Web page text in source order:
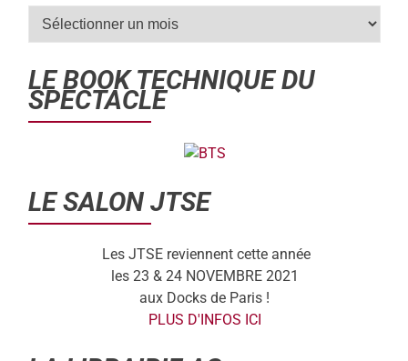
LE BOOK TECHNIQUE DU
SPECTACLE
LE SALON JTSE
Les JTSE reviennent cette année
les 23 & 24 NOVEMBRE 2021
aux Docks de Paris !
PLUS D'INFOS ICI